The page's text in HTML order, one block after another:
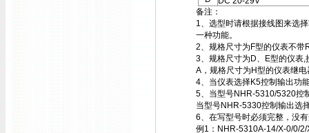
备注：
1、选型时请根据接线图来选
一种功能。
2、规格尺寸为F型的仪表不
3、规格尺寸为D、E型的仪表
A，规格尺寸为H型的仪表继
4、当仪表选择K5控制输出功
5、当型号NHR-5310/5320控
当型号NHR-5330控制输出选
6、在写型号时必须完整，没
例1：NHR-5310A-14/X-0/0/2/